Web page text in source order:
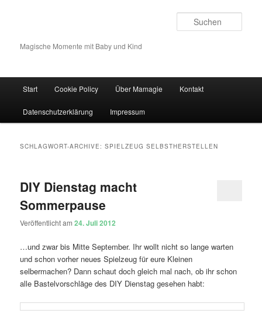
Magische Momente mit Baby und Kind
Zum Inhalt wechseln
Zum sekundären Inhalt wechseln
Start Cookie Policy Über Mamagie Kontakt
Datenschutzerklärung Impressum
SCHLAGWORT-ARCHIVE:SPIELZEUG SELBSTHERSTELLEN
DIY Dienstag macht
Sommerpause
Veröffentlicht am24. Juli 2012
…und zwar bis Mitte September. Ihr wollt nicht so lange warten
und schon vorher neues Spielzeug für eure Kleinen
selbermachen? Dann schaut doch gleich mal nach, ob ihr schon
alle Bastelvorschläge des DIY Dienstag gesehen habt: